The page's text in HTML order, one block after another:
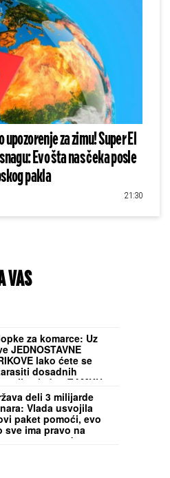
za zimu! Super El
Evo šta nas čeka posle
pakla
21:30
VAS